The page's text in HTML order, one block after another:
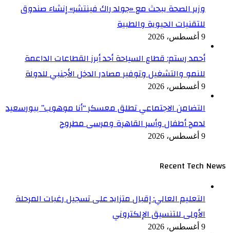
وزير الصحة يبحث مع «جولد راك فينتشر» إنشاء صندوق
للتقنيات الحيوية والطبية
9 أغسطس، 2026
أحمد رستم: قطاع السياحة أحد أبرز القطاعات الداعمة
للنمو والتشغيل وتوفير مصادر الدخل الأجنبي للدولة
9 أغسطس، 2026
التضامن الاجتماعي تطلق معسكر “أنا موهوب” ببورسعيد
لدمج أطفال وأسر القاهرة ومرسى مطروح
9 أغسطس، 2026
Recent Tech News
التعليم العالي: إقبال متزايد على تسجيل رغبات المرحلة
الأولى للتنسيق الإلكتروني
9 أغسطس، 2026